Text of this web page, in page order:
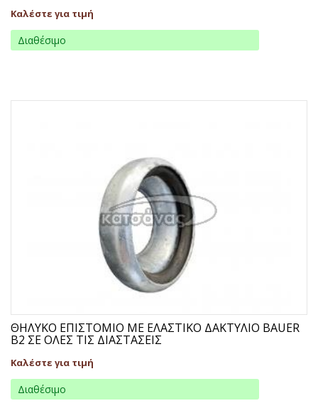
Καλέστε για τιμή
Διαθέσιμο
ΘΗΛΥΚΟ ΕΠΙΣΤΟΜΙΟ ΜΕ ΕΛΑΣΤΙΚΟ ΔΑΚΤΥΛΙΟ BAUER
B2 ΣΕ ΟΛΕΣ ΤΙΣ ΔΙΑΣΤΑΣΕΙΣ
Καλέστε για τιμή
Διαθέσιμο